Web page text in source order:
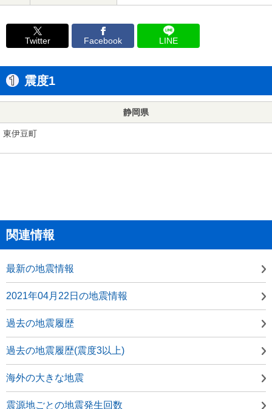
Twitter Facebook LINE
震度1
静岡県
東伊豆町
関連情報
最新の地震情報
2021年04月22日の地震情報
過去の地震履歴
過去の地震履歴(震度3以上)
海外の大きな地震
震源地ごとの地震発生回数